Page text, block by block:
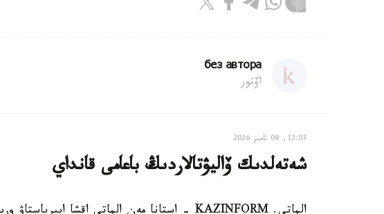
без автора
اۆتور
12:03, 09 تامىز 2026
شەتەلدىك ۆاليۋتالاردىڭ باعامى قانداي